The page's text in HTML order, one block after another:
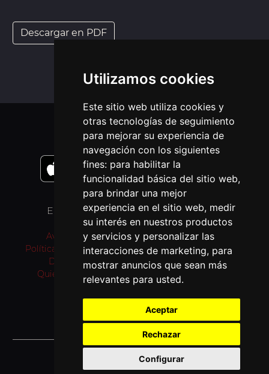
Utilizamos cookies
Este sitio web utiliza cookies y
otras tecnologías de seguimiento
para mejorar su experiencia de
navegación con los siguientes
fines: para habilitar la
funcionalidad básica del sitio web,
para brindar una mejor
experiencia en el sitio web, medir
su interés en nuestros productos
y servicios y personalizar las
interacciones de marketing, para
mostrar anuncios que sean más
relevantes para usted.
Aceptar
Rechazar
Configurar
Descargar en PDF
APLICACIONES MÓVIL
ENLACES
Aviso Legal
Política de privacidad
Donativos
Quiénes somos
OTROS IDIOMAS
Pray as you go (inglés)
Passo a rezar (portugués)
Prie en Chemin (francés)
Bidden Onderweg
(neerlandés)
Fi tariqi osally (árabe)
© 2026 Jesuitas España